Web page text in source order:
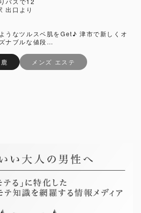
出口より
うなツルスベ肌をGet♪ 津市で新しくオ
ナブルな値段…
メンズ エステ